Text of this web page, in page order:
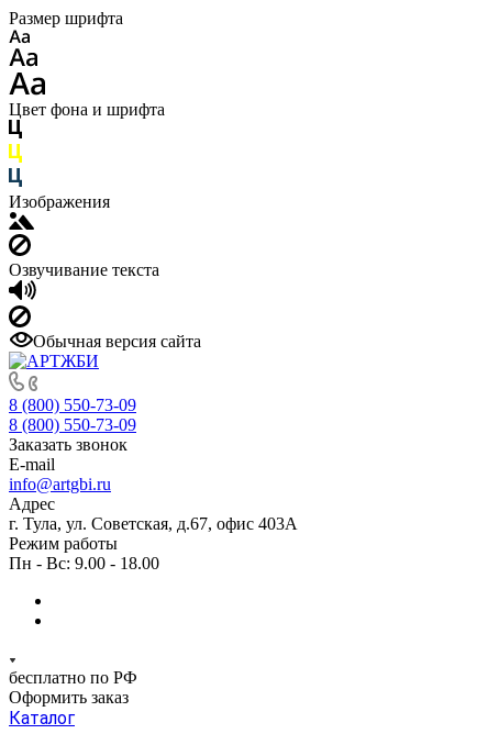
Размер шрифта
Цвет фона и шрифта
Изображения
Озвучивание текста
Обычная версия сайта
8 (800) 550-73-09
8 (800) 550-73-09
Заказать звонок
E-mail
info@artgbi.ru
Адрес
г. Тула, ул. Советская, д.67, офис 403А
Режим работы
Пн - Вс: 9.00 - 18.00
бесплатно по РФ
Оформить заказ
Каталог